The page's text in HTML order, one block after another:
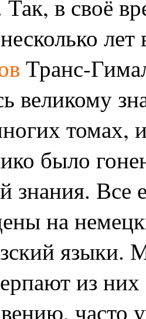
Так, в своё
Транс-
великому
томах,
было
знания. Все
на
языки.
из
часто